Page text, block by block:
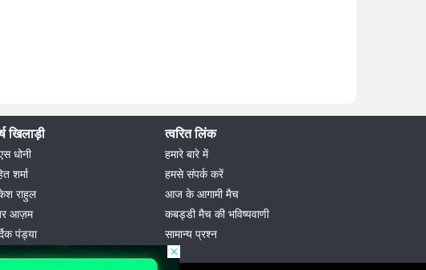
खिलाड़ी
धोनी
शर्मा
राहुल
आज़म
पंड्या
त्वरित लिंक
हमारे बारे में
हमसे संपर्क करें
आज के आगामी मैच
कबड्डी मैच की भविष्यवाणी
सामान्य प्रश्न